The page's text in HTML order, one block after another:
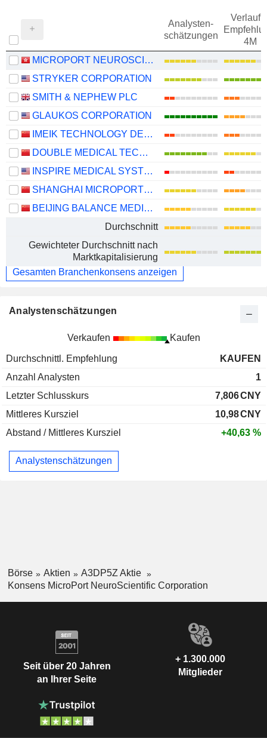
Analysten-
schätzungen
Verlauf
4M
MICROPORT NEUROSCIENTIFIC CORPORATION
STRYKER CORPORATION
SMITH & NEPHEW PLC
GLAUKOS CORPORATION
IMEIK TECHNOLOGY DEVELOPMENT CO.,LTD.
DOUBLE MEDICAL TECHNOLOGY INC.
INSPIRE MEDICAL SYSTEMS, INC.
SHANGHAI MICROPORT ENDOVASCULAR MEDTECH CO., LTD.
BEIJING BALANCE MEDICAL TECHNOLOGY CO.,LTD.
Durchschnitt
Gewichteter Durchschnitt nach
Marktkapitalisierung
Gesamten Branchenkonsens anzeigen
Analystenschätzungen
Verkaufen Kaufen
Durchschnittl. Empfehlung
KAUFEN
Anzahl Analysten
1
Letzter Schlusskurs
7,806CNY
Mittleres Kursziel
10,98CNY
Abstand / Mittleres Kursziel
+40,63 %
Analystenschätzungen
Börse Aktien
A3DP5Z Aktie
Konsens MicroPort NeuroScientific Corporation
Seit über 20 Jahren
an Ihrer Seite
+ 1.300.000
Mitglieder